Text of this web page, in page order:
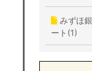
みずほ
ート(1)